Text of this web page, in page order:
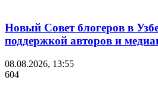
Новый Совет блогеров в
поддержкой авторов и
08.08.2026, 13:55
604